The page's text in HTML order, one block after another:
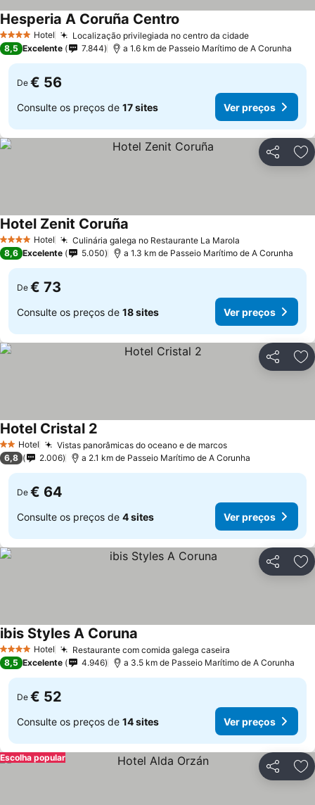
4 EstrelasHotel Localização privilegiada no centro da cidade
Hesperia A Coruña Centro
8,5 Excelente 7.844 a 1.6 km de Passeio Marítimo de A Corunha
De € 56
Consulte os preços de 17 sites Ver preços
Partilhar
4 EstrelasHotel Culinária galega no Restaurante La Marola
Hotel Zenit Coruña
8,6 Excelente 5.050 a 1.3 km de Passeio Marítimo de A Corunha
De € 73
Consulte os preços de 18 sites Ver preços
Partilhar
2 Estrelas
Hotel Vistas panorâmicas do oceano e de marcos
Hotel Cristal 2
6,8 2.006 a 2.1 km de Passeio Marítimo de A Corunha
De € 64
Consulte os preços de 4 sites Ver preços
Partilhar
4 EstrelasHotel Restaurante com comida galega caseira
ibis Styles A Coruna
8,5 Excelente 4.946 a 3.5 km de Passeio Marítimo de A Corunha
De € 52
Consulte os preços de 14 sites Ver preços
Partilhar
Escolha popular